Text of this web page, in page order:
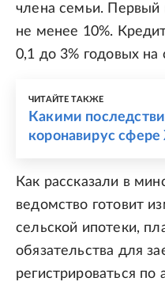
члена семьи. Первый
не менее 10%.
0,1 до 3% годовых на
ЧИТАЙТЕ ТАКЖЕ
Какими
коронавирус
Как рассказали в
ведомство готовит
сельской ипотеки,
обязательства для
регистрироваться по